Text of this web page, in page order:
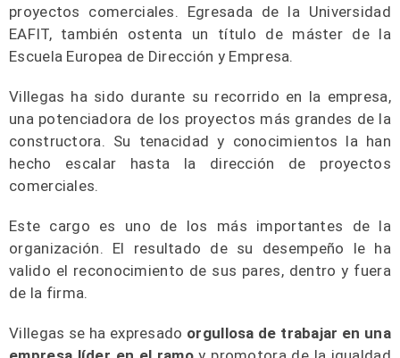
proyectos comerciales. Egresada de la Universidad
EAFIT, también ostenta un título de máster de la
Escuela Europea de Dirección y Empresa.
Villegas ha sido durante su recorrido en la empresa,
una potenciadora de los proyectos más grandes de la
constructora. Su tenacidad y conocimientos la han
hecho escalar hasta la dirección de proyectos
comerciales.
Este cargo es uno de los más importantes de la
organización. El resultado de su desempeño le ha
valido el reconocimiento de sus pares, dentro y fuera
de la firma.
Villegas se ha expresado orgullosa de trabajar en una